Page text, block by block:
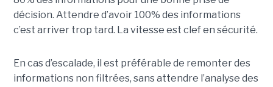
décision. Attendre d’avoir 100% des informations
c’est arriver trop tard. La vitesse est clef en sécurité.
En cas d’escalade, il est préférable de remonter des
informations non filtrées, sans attendre l’analyse des